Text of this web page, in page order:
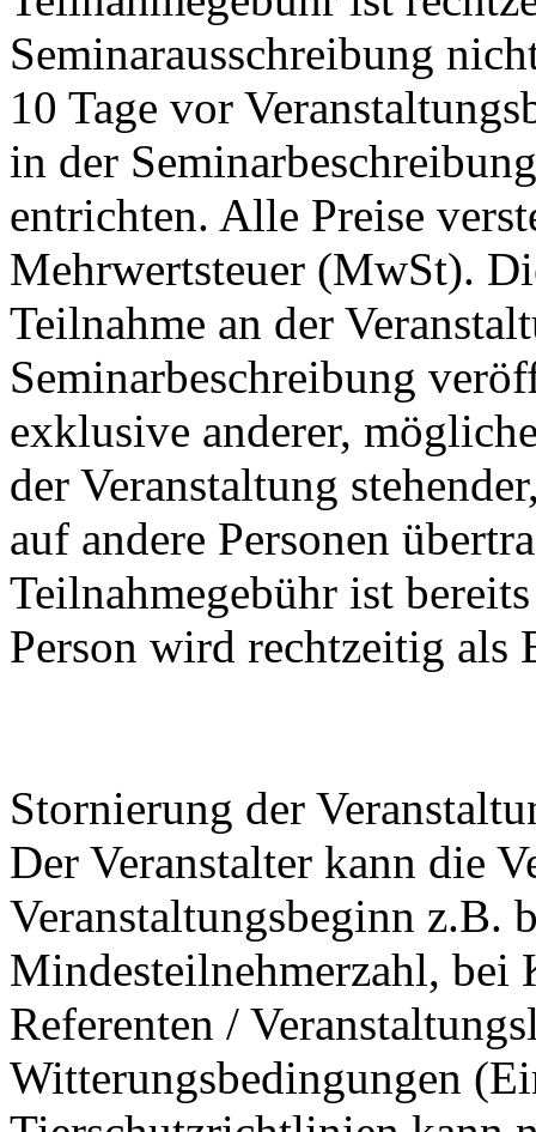
Seminarausschreibung
10 Tage vor
in der
entrichten. Alle Preise
Mehrwertsteuer (MwSt).
Teilnahme an der
Seminarbeschreibung
exklusive anderer,
der Veranstaltung
auf andere Personen
Teilnahmegebühr ist
Person wird rechtzeitig als
Stornierung der
Der Veranstalter kann die
Veranstaltungsbeginn z.B.
Mindesteilnehmerzahl, bei
Referenten /
Witterungsbedingungen